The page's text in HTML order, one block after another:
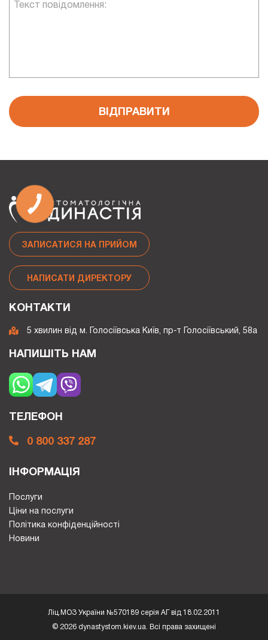
Текст повідомлення:
ВІДПРАВИТИ
ЗАПИСАТИСЯ НА ПРИЙОМ
НАПИСАТИ ДИРЕКТОРУ
КОНТАКТИ
5 хвилин від м. Голосіївська Київ, пр-т Голосіївський, 58а
НАПИШІТЬ НАМ
ТЕЛЕФОН
0 800 337 287
ІНФОРМАЦІЯ
Послуги
Ціни на послуги
Політика конфіденційності
Новини
Ліц.МОЗ України №570189 серія АГ від 18.02.2011
© 2026 dynastystom.kiev.ua . Всі права захищені